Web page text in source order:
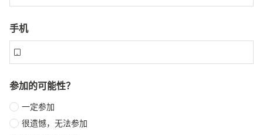
手机

参加的可能性？
一定参加
很遗憾，无法参加